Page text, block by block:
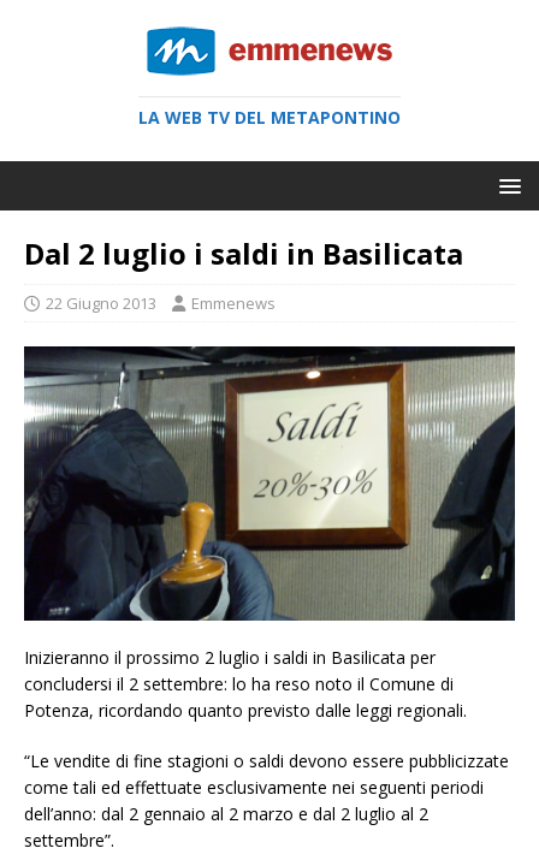
LA WEB TV DEL METAPONTINO
Dal 2 luglio i saldi in Basilicata
22 Giugno 2013 Emmenews
Inizieranno il prossimo 2 luglio i saldi in Basilicata per
concludersi il 2 settembre: lo ha reso noto il Comune di
Potenza, ricordando quanto previsto dalle leggi regionali.
“Le vendite di fine stagioni o saldi devono essere pubblicizzate
come tali ed effettuate esclusivamente nei seguenti periodi
dell’anno: dal 2 gennaio al 2 marzo e dal 2 luglio al 2
settembre”.